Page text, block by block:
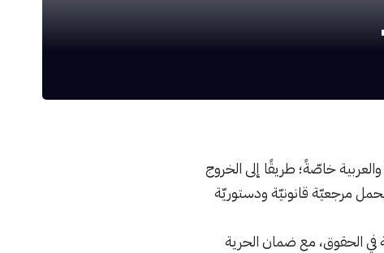
خاصّةً؛ طريقًا إلى الخروج
يحمل مرجعيّة قانونيّة ودستوريّة
في الحقوق، مع ضمان الحرية